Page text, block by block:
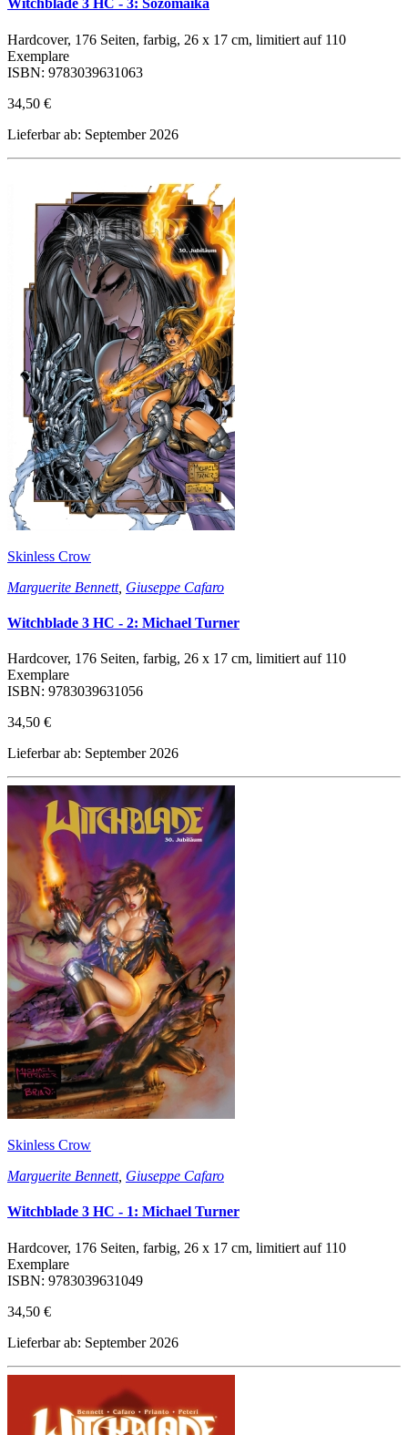
Witchblade 3 HC - 3: Sozomaika
Hardcover, 176 Seiten, farbig, 26 x 17 cm, limitiert auf 110
Exemplare
ISBN: 9783039631063
34,50 €
Lieferbar ab: September 2026
Skinless Crow
Marguerite Bennett, Giuseppe Cafaro
Witchblade 3 HC - 2: Michael Turner
Hardcover, 176 Seiten, farbig, 26 x 17 cm, limitiert auf 110
Exemplare
ISBN: 9783039631056
34,50 €
Lieferbar ab: September 2026
Skinless Crow
Marguerite Bennett, Giuseppe Cafaro
Witchblade 3 HC - 1: Michael Turner
Hardcover, 176 Seiten, farbig, 26 x 17 cm, limitiert auf 110
Exemplare
ISBN: 9783039631049
34,50 €
Lieferbar ab: September 2026